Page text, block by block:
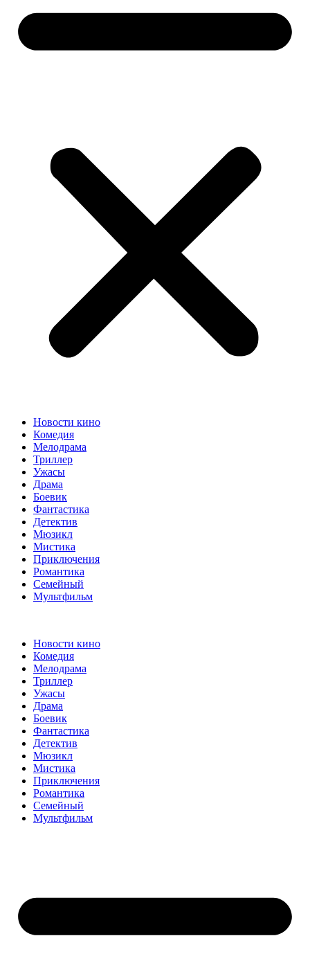
Новости кино
Комедия
Мелодрама
Триллер
Ужасы
Драма
Боевик
Фантастика
Детектив
Мюзикл
Мистика
Приключения
Романтика
Семейный
Мультфильм
Новости кино
Комедия
Мелодрама
Триллер
Ужасы
Драма
Боевик
Фантастика
Детектив
Мюзикл
Мистика
Приключения
Романтика
Семейный
Мультфильм